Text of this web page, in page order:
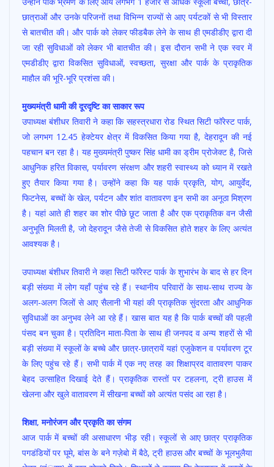
छात्राओं और उनके परिजनों तथा विभिन्न राज्यों से आए पर्यटकों से भी विस्तार
से बातचीत की। और पार्क को लेकर फीडबैक लेने के साथ ही एमडीडीए द्वारा दी
जा रही सुविधाओं को लेकर भी बातचीत की। इस दौरान सभी ने एक स्वर में
एमडीडीए द्वारा विकसित सुविधाओं, स्वच्छता, सुरक्षा और पार्क के प्राकृतिक
माहौल की भूरि-भूरि प्रशंसा की।
मुख्यमंत्री धामी की दूरदृष्टि का साकार रूप
उपाध्यक्ष बंशीधर तिवारी ने कहा कि सहस्त्रधारा रोड स्थित सिटी फॉरेस्ट पार्क,
जो लगभग 12.45 हेक्टेयर क्षेत्र में विकसित किया गया है, देहरादून की नई
पहचान बन रहा है। यह मुख्यमंत्री पुष्कर सिंह धामी का ड्रीम प्रोजेक्ट है, जिसे
आधुनिक हरित विकास, पर्यावरण संरक्षण और शहरी स्वास्थ्य को ध्यान में रखते
हुए तैयार किया गया है। उन्होंने कहा कि यह पार्क प्रकृति, योग, आयुर्वेद,
फिटनेस, बच्चों के खेल, पर्यटन और शांत वातावरण इन सभी का अनूठा मिश्रण
है। यहां आते ही शहर का शोर पीछे छूट जाता है और एक प्राकृतिक वन जैसी
अनुभूति मिलती है, जो देहरादून जैसे तेजी से विकसित होते शहर के लिए अत्यंत
आवश्यक है।
उपाध्यक्ष बंशीधर तिवारी ने कहा सिटी फॉरेस्ट पार्क के शुभारंभ के बाद से हर दिन
बड़ी संख्या में लोग यहाँ पहुंच रहे हैं। स्थानीय परिवारों के साथ-साथ राज्य के
अलग-अलग जिलों से आए सैलानी भी यहां की प्राकृतिक सुंदरता और आधुनिक
सुविधाओं का अनुभव लेने आ रहे हैं। खास बात यह है कि पार्क बच्चों की पहली
पंसद बन चुका है। प्रतिदिन माता-पिता के साथ ही जनपद व अन्य शहरों से भी
बड़ी संख्या में स्कूलों के बच्चे और छात्र-छात्रायें यहां एजुकेशन व पर्यावरण टूर
के लिए पहुंच रहे हैं। सभी पार्क में एक नए तरह का शिक्षाप्रद वातावरण पाकर
बेहद उत्साहित दिखाई देते हैं। प्राकृतिक रास्तों पर टहलना, ट्री हाउस में
खेलना और खुले वातावरण में सीखना बच्चों को अत्यंत पसंद आ रहा है।
शिक्षा, मनोरंजन और प्रकृति का संगम
आज पार्क में बच्चों की असाधारण भीड़ रही। स्कूलों से आए छात्र प्राकृतिक
पगडंडियों पर घूमे, बांस के बने गज़ेबो में बैठे, ट्री हाउस और बच्चों के भूलभुलैया